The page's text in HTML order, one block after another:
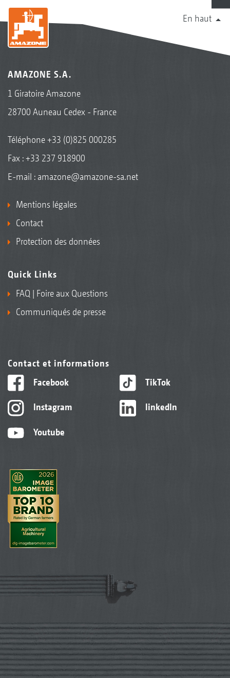
En haut
AMAZONE S.A.
1 Giratoire Amazone
28700 Auneau Cedex - France
Téléphone+33 (0)825 000285
Fax : +33 237 918900
E-mail : amazone@amazone-sa.net
Mentions légales
Contact
Protection des données
Quick Links
FAQ | Foire aux Questions
Communiqués de presse
Contact et informations
Facebook
Instagram
Youtube
TikTok
linkedIn